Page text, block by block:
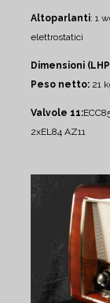
Altoparlanti: 1
elettrostatici
Dimensioni
Peso netto: 21
Valvole 11:
2xEL84 AZ11